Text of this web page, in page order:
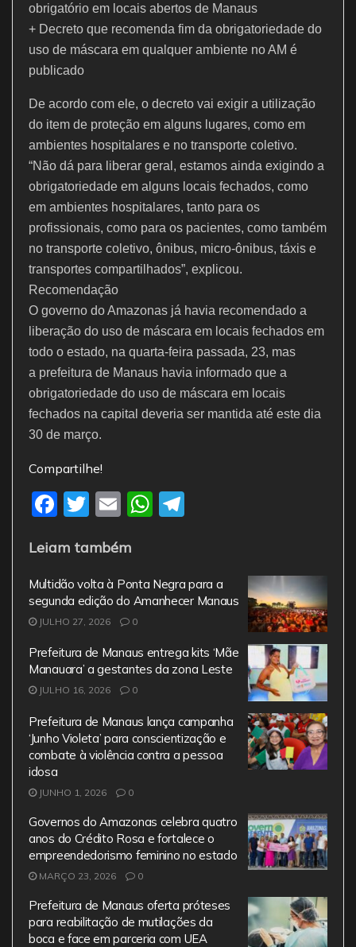
obrigatório em locais abertos de Manaus
+ Decreto que recomenda fim da obrigatoriedade do
uso de máscara em qualquer ambiente no AM é
publicado
De acordo com ele, o decreto vai exigir a utilização
do item de proteção em alguns lugares, como em
ambientes hospitalares e no transporte coletivo.
“Não dá para liberar geral, estamos ainda exigindo a
obrigatoriedade em alguns locais fechados, como
em ambientes hospitalares, tanto para os
profissionais, como para os pacientes, como também
no transporte coletivo, ônibus, micro-ônibus, táxis e
transportes compartilhados”, explicou.
Recomendação
O governo do Amazonas já havia recomendado a
liberação do uso de máscara em locais fechados em
todo o estado, na quarta-feira passada, 23, mas
a prefeitura de Manaus havia informado que a
obrigatoriedade do uso de máscara em locais
fechados na capital deveria ser mantida até este dia
30 de março.
Compartilhe!
F
c
e
b
o
o
k
T
itt
er
E
ai
l
W
s
A
p
gr
a
Leiam também
Multidão volta à Ponta Negra para a
segunda edição do Amanhecer Manaus
JULHO 27, 2026 0
Prefeitura de Manaus entrega kits ‘Mãe
Manauara’ a gestantes da zona Leste
JULHO 16, 2026 0
Prefeitura de Manaus lança campanha
‘Junho Violeta’ para conscientização e
combate à violência contra a pessoa
idosa
JUNHO 1, 2026 0
Governos do Amazonas celebra quatro
anos do Crédito Rosa e fortalece o
empreendedorismo feminino no estado
MARÇO 23, 2026 0
Prefeitura de Manaus oferta próteses
para reabilitação de mutilações da
boca e face em parceria com UEA